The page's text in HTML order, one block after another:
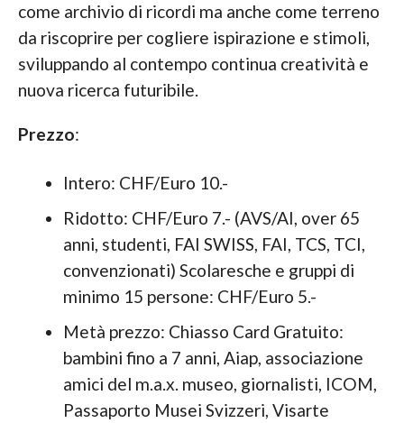
come archivio di ricordi ma anche come terreno
da riscoprire per cogliere ispirazione e stimoli,
sviluppando al contempo continua creatività e
nuova ricerca futuribile.
Prezzo:
Intero: CHF/Euro 10.-
Ridotto: CHF/Euro 7.- (AVS/AI, over 65
anni, studenti, FAI SWISS, FAI, TCS, TCI,
convenzionati) Scolaresche e gruppi di
minimo 15 persone: CHF/Euro 5.-
Metà prezzo: Chiasso Card Gratuito:
bambini fino a 7 anni, Aiap, associazione
amici del m.a.x. museo, giornalisti, ICOM,
Passaporto Musei Svizzeri, Visarte